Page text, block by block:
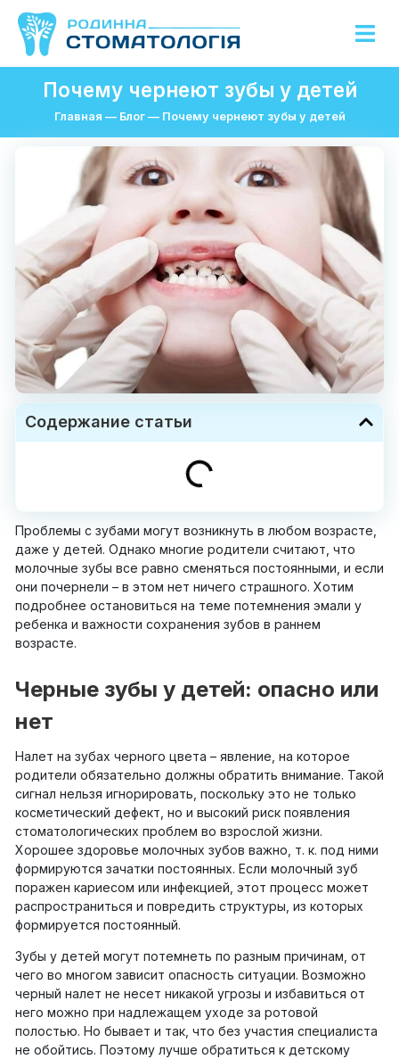
Почему чернеют зубы у детей
Главная — Блог— Почему чернеют зубы у детей
Содержание статьи
Проблемы с зубами могут возникнуть в любом возрасте,
даже у детей. Однако многие родители считают, что
молочные зубы все равно сменяться постоянными, и если
они почернели – в этом нет ничего страшного. Хотим
подробнее остановиться на теме потемнения эмали у
ребенка и важности сохранения зубов в раннем
возрасте.
Черные зубы у детей: опасно или
нет
Налет на зубах черного цвета – явление, на которое
родители обязательно должны обратить внимание. Такой
сигнал нельзя игнорировать, поскольку это не только
косметический дефект, но и высокий риск появления
стоматологических проблем во взрослой жизни.
Хорошее здоровье молочных зубов важно, т. к. под ними
формируются зачатки постоянных. Если молочный зуб
поражен кариесом или инфекцией, этот процесс может
распространиться и повредить структуры, из которых
формируется постоянный.
Зубы у детей могут потемнеть по разным причинам, от
чего во многом зависит опасность ситуации. Возможно
черный налет не несет никакой угрозы и избавиться от
него можно при надлежащем уходе за ротовой
полостью. Но бывает и так, что без участия специалиста
не обойтись. Поэтому лучше обратиться к детскому